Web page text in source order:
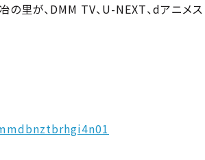
里が、DMM TV、U-NEXT、dアニメ